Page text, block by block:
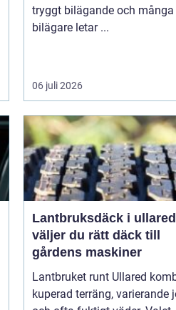
tryggt bilägande och många
bilägare letar ...
06 juli 2026
Lantbruksdäck i ullared
väljer du rätt däck till
gårdens maskiner
Lantbruket runt Ullared
kuperad terräng, varierande